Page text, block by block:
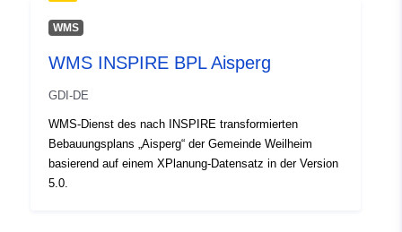
WMS
WMS INSPIRE BPL Aisperg
GDI-DE
WMS-Dienst des nach INSPIRE transformierten
Bebauungsplans „Aisperg“ der Gemeinde Weilheim
basierend auf einem XPlanung-Datensatz in der Version
5.0.